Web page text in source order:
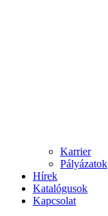
Karrier
Pályázatok
Hírek
Katalógusok
Kapcsolat